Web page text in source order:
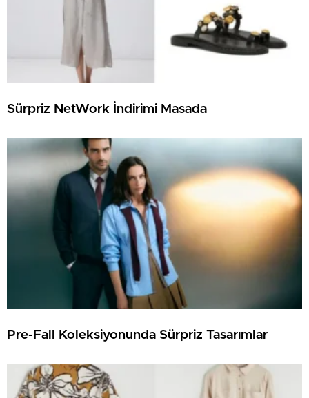
Sürpriz NetWork İndirimi Masada
Pre-Fall Koleksiyonunda Sürpriz Tasarımlar